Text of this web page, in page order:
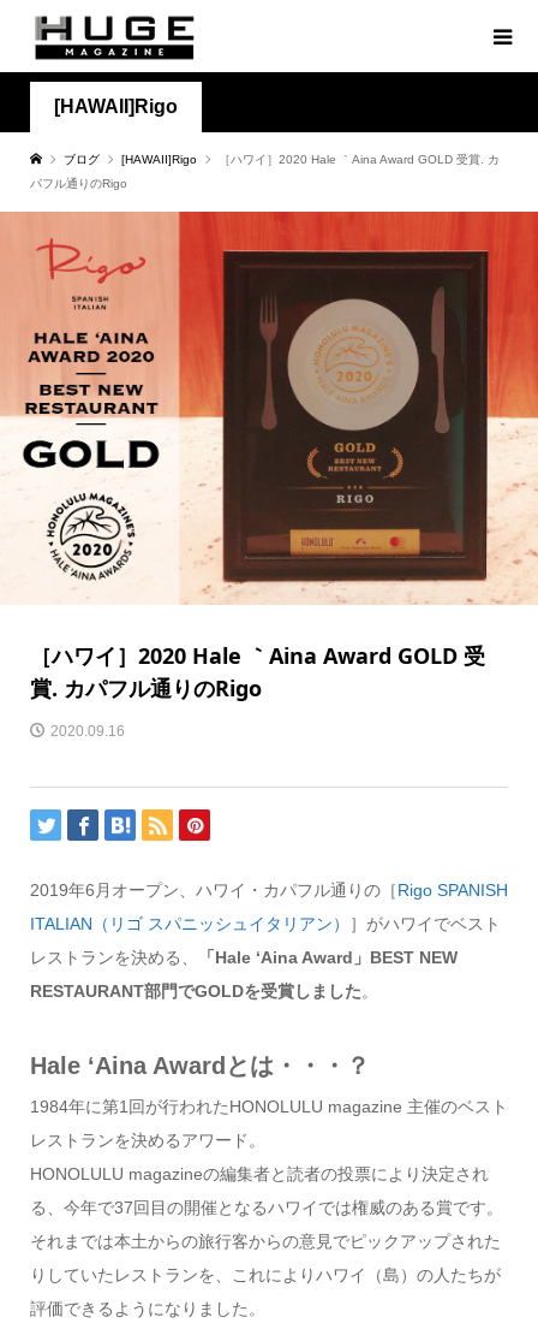
[HAWAII]Rigo
ブログ [HAWAII]Rigo
［ハワイ］2020 Hale ｀Aina Award GOLD 受賞. カ
パフル通りのRigo
［ハワイ］2020 Hale ｀Aina Award GOLD 受
賞. カパフル通りのRigo
2020.09.16
2019年6月オープン、ハワイ・カパフル通りの［Rigo SPANISH
ITALIAN（リゴ スパニッシュイタリアン）
］がハワイでベスト
レストランを決める、
「Hale ‘Aina Award」BEST NEW
RESTAURANT部門でGOLDを受賞しました。
Hale ‘Aina Awardとは・・・？
1984年に第1回が行われたHONOLULU magazine 主催のベスト
レストランを決めるアワード。
HONOLULU magazineの編集者と読者の投票により決定され
る、今年で37回目の開催となるハワイでは権威のある賞です。
それまでは本土からの旅行客からの意見でピックアップされた
りしていたレストランを、これによりハワイ（島）の人たちが
評価できるようになりました。